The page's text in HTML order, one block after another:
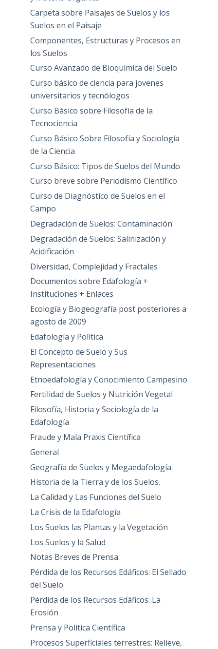
Carpeta sobre Paisajes de Suelos y los
Suelos en el Paisaje
Componentes, Estructuras y Procesos en
los Suelos
Curso Avanzado de Bioquímica del Suelo
Curso básico de ciencia para jovenes
universitarios y tecnólogos
Curso Básico sobre Filosofía de la
Tecnociencia
Curso Básico Sobre Filosofía y Sociología
de la Ciencia
Curso Básico: Tipos de Suelos del Mundo
Curso breve sobre Periodismo Científico
Curso de Diagnóstico de Suelos en el
Campo
Degradación de Suelos: Contaminación
Degradación de Suelos: Salinización y
Acidificación
Diversidad, Complejidad y Fractales
Documentos sobre Edafología +
Instituciones + Enlaces
Ecología y Biogeografía post posteriores a
agosto de 2009
Edafología y Política
El Concepto de Suelo y Sus
Representaciones
Etnoedafología y Conocimiento Campesino
Fertilidad de Suelos y Nutrición Vegetal
Filosofía, Historia y Sociología de la
Edafología
Fraude y Mala Praxis Científica
General
Geografía de Suelos y Megaedafología
Historia de la Tierra y de los Suelos.
La Calidad y Las Funciones del Suelo
La Crisis de la Edafología
Los Suelos las Plantas y la Vegetación
Los Suelos y la Salud
Notas Breves de Prensa
Pérdida de los Recursos Edáficos: El Sellado
del Suelo
Pérdida de los Recursos Edáficos: La
Erosión
Prensa y Política Científica
Procesos Superficiales terrestres: Relieve,